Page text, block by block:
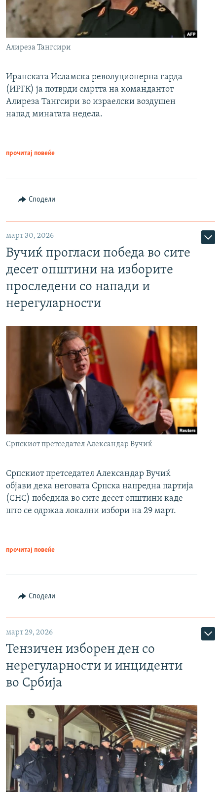
Алиреза Тангсири
Иранската Исламска револуционерна гарда
(ИРГК) ја потврди смртта на командантот
Алиреза Тангсири во израелски воздушен
напад минатата недела.
прочитај повеќе
Сподели
март 30, 2026
Вучиќ прогласи победа во сите
десет општини на изборите
проследени со напади и
нерегуларности
Српскиот претседател Александар Вучиќ
Српскиот претседател Александар Вучиќ
објави дека неговата Српска напредна партија
(СНС) победила во сите десет општини каде
што се одржаа локални избори на 29 март.
прочитај повеќе
Сподели
март 29, 2026
Тензичен изборен ден со
нерегуларности и инциденти
во Србија